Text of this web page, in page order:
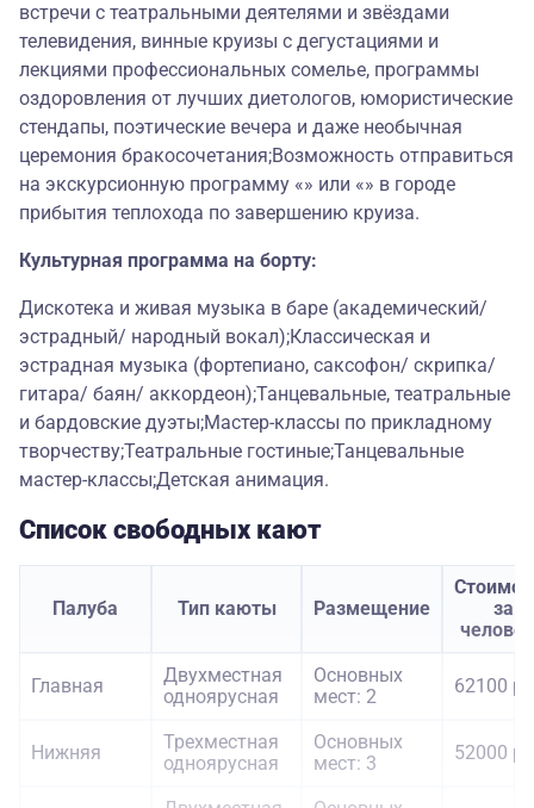
встречи с театральными деятелями и звёздами
телевидения, винные круизы с дегустациями и
лекциями профессиональных сомелье, программы
оздоровления от лучших диетологов, юмористические
стендапы, поэтические вечера и даже необычная
церемония бракосочетания;Возможность отправиться
на экскурсионную программу «» или «» в городе
прибытия теплохода по завершению круиза.
Культурная программа на борту:
Дискотека и живая музыка в баре (академический/
эстрадный/ народный вокал);Классическая и
эстрадная музыка (фортепиано, саксофон/ скрипка/
гитара/ баян/ аккордеон);Танцевальные, театральные
и бардовские дуэты;Мастер-классы по прикладному
творчеству;Театральные гостиные;Танцевальные
мастер-классы;Детская анимация.
Список свободных кают
Палуба Тип каюты Размещение
за
Главная
Двухместная
одноярусная
Основных
мест: 2
62100
Нижняя
Трехместная
одноярусная
Основных
мест: 3
52000